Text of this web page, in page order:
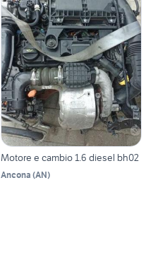
Motore e cambio 1.6 diesel bh02
Ancona (AN)